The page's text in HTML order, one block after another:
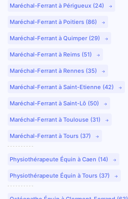
Maréchal-Ferrant à Périgueux (24)
Maréchal-Ferrant à Poitiers (86)
Maréchal-Ferrant à Quimper (29)
Maréchal-Ferrant à Reims (51)
Maréchal-Ferrant à Rennes (35)
Maréchal-Ferrant à Saint-Etienne (42)
Maréchal-Ferrant à Saint-Lô (50)
Maréchal-Ferrant à Toulouse (31)
Maréchal-Ferrant à Tours (37)
Physiothérapeute Équin à Caen (14)
Physiothérapeute Équin à Tours (37)